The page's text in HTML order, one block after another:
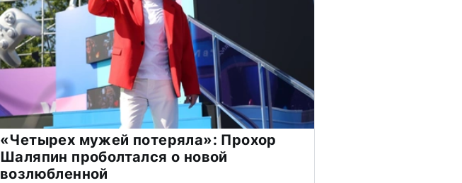
«Четырех мужей потеряла»: Прохор
Шаляпин проболтался о новой
возлюбленной